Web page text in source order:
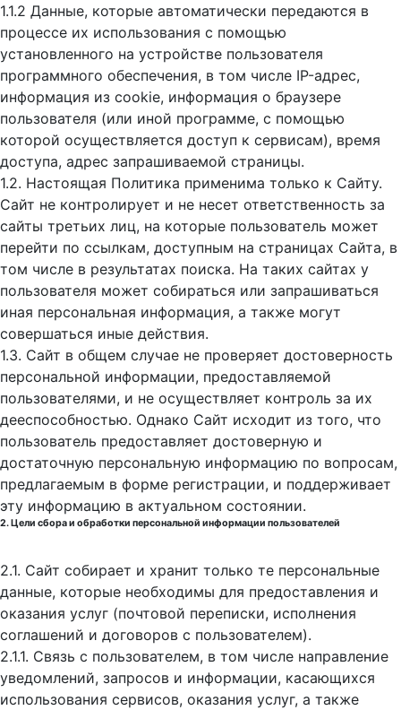
1.1.2 Данные, которые автоматически передаются в
процессе их использования с помощью
установленного на устройстве пользователя
программного обеспечения, в том числе IP-адрес,
информация из cookie, информация о браузере
пользователя (или иной программе, с помощью
которой осуществляется доступ к cервисам), время
доступа, адрес запрашиваемой страницы.
1.2. Настоящая Политика применима только к Сайту.
Сайт не контролирует и не несет ответственность за
сайты третьих лиц, на которые пользователь может
перейти по ссылкам, доступным на страницах Сайта, в
том числе в результатах поиска. На таких сайтах у
пользователя может собираться или запрашиваться
иная персональная информация, а также могут
совершаться иные действия.
1.3. Сайт в общем случае не проверяет достоверность
персональной информации, предоставляемой
пользователями, и не осуществляет контроль за их
дееспособностью. Однако Сайт исходит из того, что
пользователь предоставляет достоверную и
достаточную персональную информацию по вопросам,
предлагаемым в форме регистрации, и поддерживает
эту информацию в актуальном состоянии.
2. Цели сбора и обработки персональной информации пользователей
2.1. Сайт собирает и хранит только те персональные
данные, которые необходимы для предоставления и
оказания услуг (почтовой переписки, исполнения
соглашений и договоров с пользователем).
2.1.1. Связь с пользователем, в том числе направление
уведомлений, запросов и информации, касающихся
использования сервисов, оказания услуг, а также